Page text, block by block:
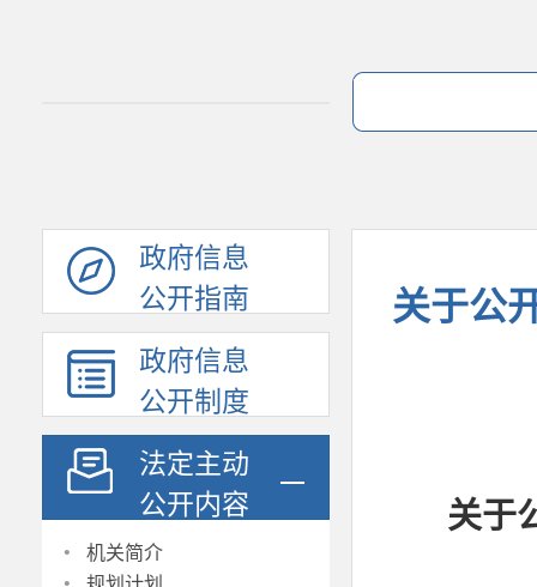
政府信息
公开指南
政府信息
公开制度
法定主动
公开内容
· 机关简介
关于公
关于